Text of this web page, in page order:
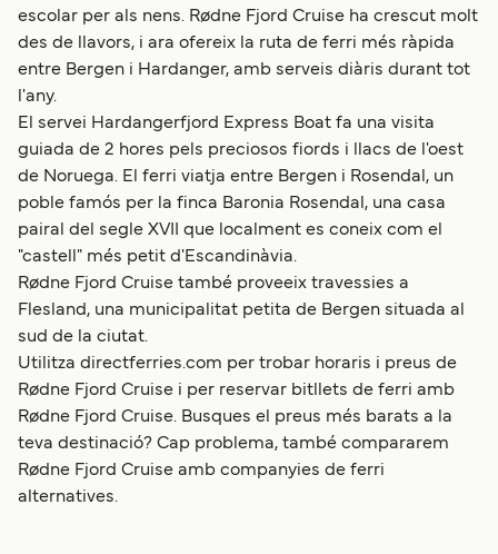
escolar per als nens. Rødne Fjord Cruise ha crescut molt
des de llavors, i ara ofereix la ruta de ferri més ràpida
entre Bergen i Hardanger, amb serveis diàris durant tot
l'any.
El servei Hardangerfjord Express Boat fa una visita
guiada de 2 hores pels preciosos fiords i llacs de l'oest
de Noruega. El ferri viatja entre Bergen i Rosendal, un
poble famós per la finca Baronia Rosendal, una casa
pairal del segle XVII que localment es coneix com el
"castell" més petit d'Escandinàvia.
Rødne Fjord Cruise també proveeix travessies a
Flesland, una municipalitat petita de Bergen situada al
sud de la ciutat.
Utilitza directferries.com per trobar horaris i preus de
Rødne Fjord Cruise i per reservar bitllets de ferri amb
Rødne Fjord Cruise. Busques el preus més barats a la
teva destinació? Cap problema, també compararem
Rødne Fjord Cruise amb companyies de ferri
alternatives.